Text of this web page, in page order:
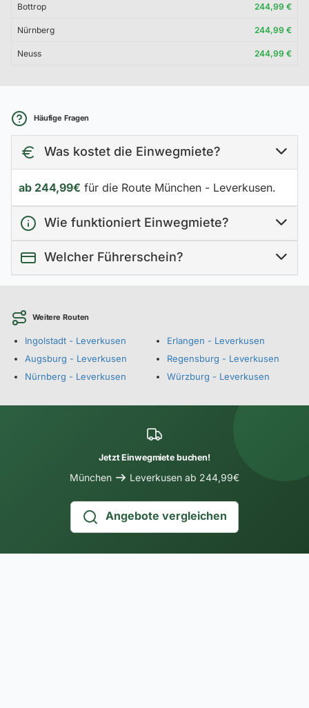
Bottrop 244,99 €
Nürnberg 244,99 €
Neuss 244,99 €
Häufige Fragen
Was kostet die Einwegmiete?
ab 244,99€ für die Route München - Leverkusen.
Wie funktioniert Einwegmiete?
Welcher Führerschein?
Weitere Routen
Ingolstadt - Leverkusen
Augsburg - Leverkusen
Nürnberg - Leverkusen
Erlangen - Leverkusen
Regensburg - Leverkusen
Würzburg - Leverkusen
Jetzt Einwegmiete buchen!
München Leverkusen ab 244,99€
Angebote vergleichen